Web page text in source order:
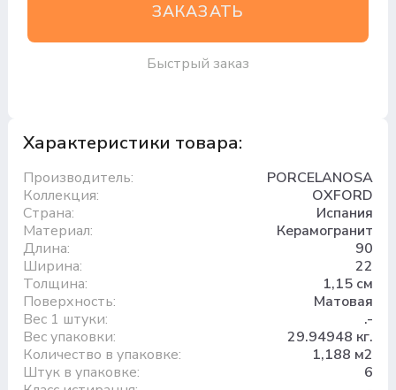
ЗАКАЗАТЬ
Быстрый заказ
Характеристики товара:
Производитель:
PORCELANOSA
Коллекция:
OXFORD
Страна:
Испания
Материал:
Керамогранит
Длина:
90
Ширина:
22
Толщина:
1,15 см
Поверхность:
Матовая
Вес 1 штуки:
.-
Вес упаковки:
29.94948 кг.
Количество в упаковке:
1,188 м2
Штук в упаковке:
6